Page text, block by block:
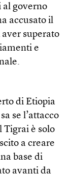
al governo
accusato il
superato
e
di Etiopia
se l’attacco
Tigrai è solo
a creare
base di
avanti da